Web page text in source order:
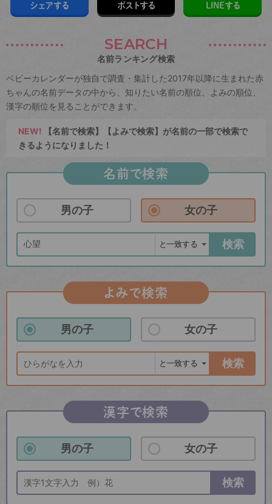
シェアする ポストする LINEする
SEARCH
名前ランキング検索
ベビーカレンダーが独自で調査・集計した2017年以降に生まれた赤
ちゃんの名前データの中から、知りたい名前の順位、よみの順位、
漢字の順位を見ることができます。
NEW! 【名前で検索】【よみで検索】が名前の一部で検索で
きるようになりました！
名前で検索
男の子 女の子
検索
よみで検索
男の子 女の子
検索
漢字で検索
男の子 女の子
検索